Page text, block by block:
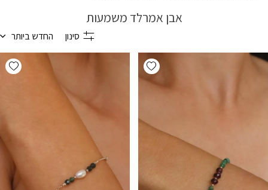
אבן אמרלד משמעות
סינון החדש ביותר
Add wishlist